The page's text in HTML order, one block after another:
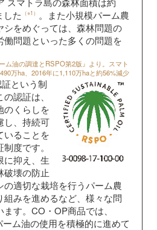
した （※1） 。また小規模パーム農
シをめぐっては、森林問題の
問題といった多くの問題を
ム油の調達とRSPO第2版』より。スマト
万ha、2016年に1,110万haと約56%減少
という制
認証は、
のくらしを
し、持続可
いることを
度です。
に抑え、生
破壊の防止
の適切な栽培を行うパーム農
みを進めるなど、様々な問
す。CO・OP商品では、
ム油の使用を積極的に進めて